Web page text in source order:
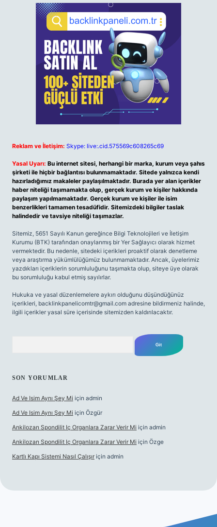
Reklam ve İletişim: Skype: live:.cid.575569c608265c69
Yasal Uyarı: Bu internet sitesi, herhangi bir marka, kurum veya şahıs
şirketi ile hiçbir bağlantısı bulunmamaktadır. Sitede yalnızca kendi
hazırladığımız makaleler paylaşılmaktadır. Burada yer alan içerikler
haber niteliği taşımamakta olup, gerçek kurum ve kişiler hakkında
paylaşım yapılmamaktadır. Gerçek kurum ve kişiler ile isim
benzerlikleri tamamen tesadüfidir. Sitemizdeki bilgiler taslak
halindedir ve tavsiye niteliği taşımazlar.
Sitemiz, 5651 Sayılı Kanun gereğince Bilgi Teknolojileri ve İletişim
Kurumu (BTK) tarafından onaylanmış bir Yer Sağlayıcı olarak hizmet
vermektedir. Bu nedenle, sitedeki içerikleri proaktif olarak denetleme
veya araştırma yükümlülüğümüz bulunmamaktadır. Ancak, üyelerimiz
yazdıkları içeriklerin sorumluluğunu taşımakta olup, siteye üye olarak
bu sorumluluğu kabul etmiş sayılırlar.
Hukuka ve yasal düzenlemelere aykırı olduğunu düşündüğünüz
içerikleri, backlinkpanelicomtr@gmail.com adresine bildirmeniz halinde,
ilgili içerikler yasal süre içerisinde sitemizden kaldırılacaktır.
SON YORUMLAR
Ad Ve Isim Aynı Şey Mi için admin
Ad Ve Isim Aynı Şey Mi için Özgür
Ankilozan Spondilit Iç Organlara Zarar Verir Mi için admin
Ankilozan Spondilit Iç Organlara Zarar Verir Mi için Özge
Kartlı Kapı Sistemi Nasıl Çalışır için admin